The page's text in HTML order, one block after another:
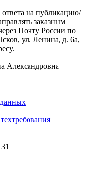
на публикацию/
заказным
Почту России по
ул. Ленина, д. 6а,
Александровна